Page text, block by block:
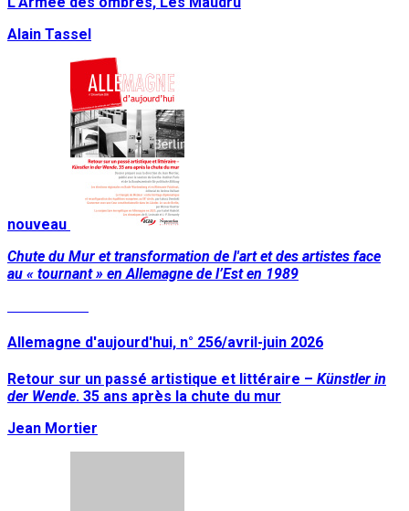
Alain Tassel
nouveau
Chute du Mur et transformation de l'art et des artistes face
au « tournant » en Allemagne de l’Est en 1989
Allemagne d'aujourd'hui, n° 256/avril-juin 2026
Retour sur un passé artistique et littéraire – Künstler in
der Wende. 35 ans après la chute du mur
Jean Mortier